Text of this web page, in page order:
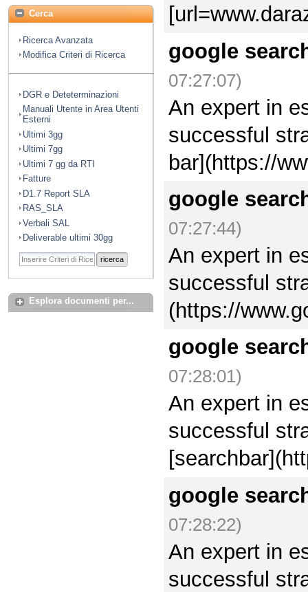
Cerca
Ricerca Avanzata
Modifica Criteri di Ricerca
DGR e Deteterminazioni
Manuali Utente in Area Utenti
Esterni
Ultimi 3gg
Ultimi 7gg
Ultimi 7 gg da RTI
Fatture
D1.7 Report SLA
RAS_SLA
Verbali SAL
Deliverable ultimi 30gg
ricerca
Esplora documenti per...
google
07:27:07)
An expert in
successful
bar](https://
google
07:27:44)
An expert in
successful
(https://
google
07:28:01)
An expert in
successful
google
07:28:22)
An expert in
successful